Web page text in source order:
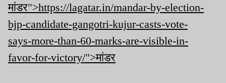
मांडर">https://lagatar.in/mandar-by-election-
bjp-candidate-gangotri-kujur-casts-vote-
says-more-than-60-marks-are-visible-in-
favor-for-victory/">मांडर